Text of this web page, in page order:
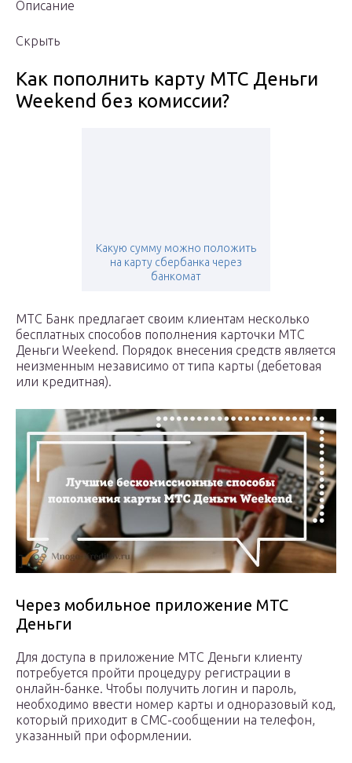
Описание
Скрыть
Как пополнить карту МТС Деньги
Weekend без комиссии?
Какую сумму можно положить
на карту сбербанка через
банкомат
МТС Банк предлагает своим клиентам несколько
бесплатных способов пополнения карточки МТС
Деньги Weekend. Порядок внесения средств является
неизменным независимо от типа карты (дебетовая
или кредитная).
Через мобильное приложение МТС
Деньги
Для доступа в приложение МТС Деньги клиенту
потребуется пройти процедуру регистрации в
онлайн-банке. Чтобы получить логин и пароль,
необходимо ввести номер карты и одноразовый код,
который приходит в СМС-сообщении на телефон,
указанный при оформлении.